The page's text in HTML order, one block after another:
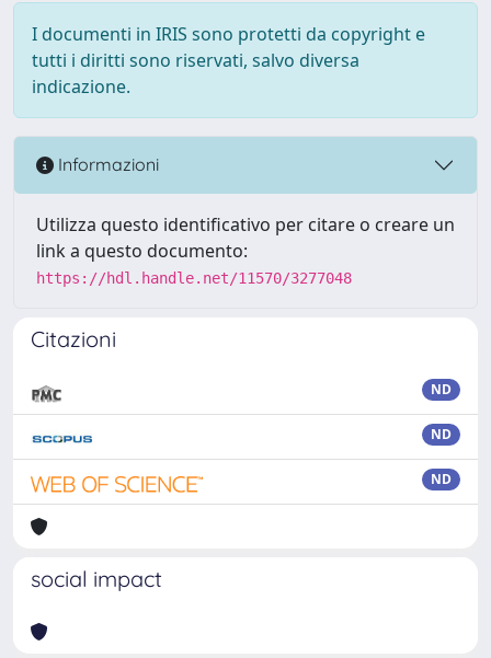
I documenti in IRIS sono protetti da copyright e
tutti i diritti sono riservati, salvo diversa
indicazione.
Informazioni
Utilizza questo identificativo per citare o creare un
link a questo documento:
https://hdl.handle.net/11570/3277048
Citazioni
ND
ND
ND
social impact